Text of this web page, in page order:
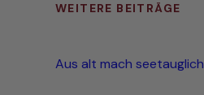
WEITERE BEITRÄGE
Aus alt mach seetauglich